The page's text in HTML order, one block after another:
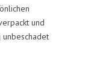
und